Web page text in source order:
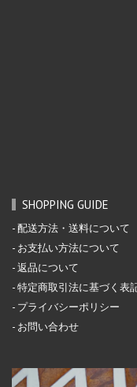
SHOPPING GUIDE
配送方法・送料について
お支払い方法について
返品について
特定商取引法に基づく表
プライバシーポリシー
お問い合わせ